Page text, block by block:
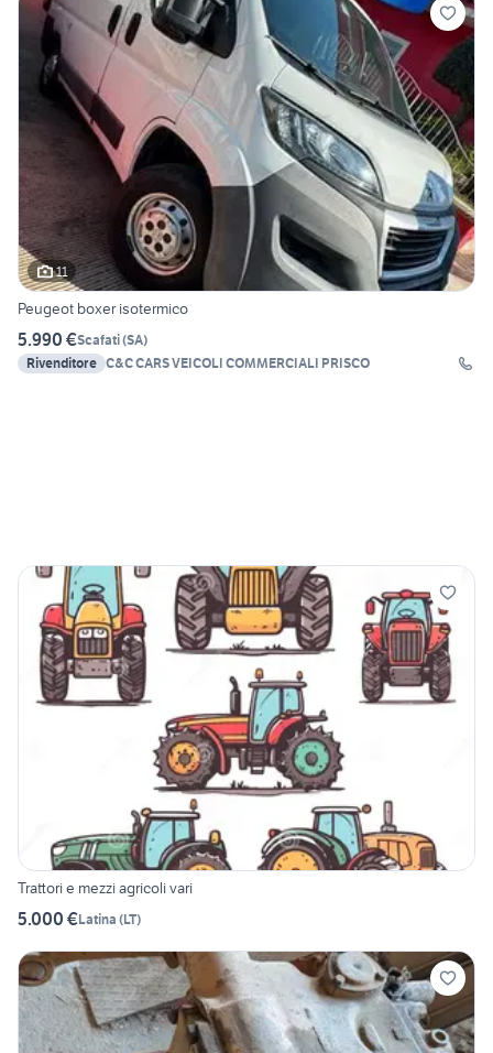
11
Peugeot boxer isotermico
5.990 €Scafati(SA)
Rivenditore C&C CARS VEICOLI COMMERCIALI PRISCO
Trattori e mezzi agricoli vari
5.000 €Latina (LT)